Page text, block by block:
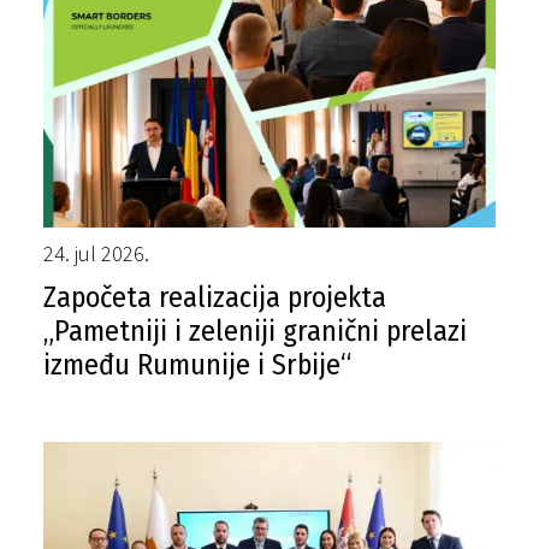
24. jul 2026.
Započeta realizacija projekta
„Pametniji i zeleniji granični prelazi
između Rumunije i Srbije“